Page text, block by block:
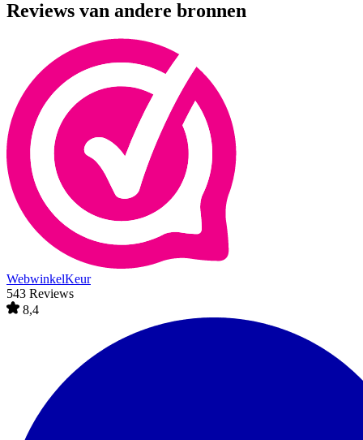
Reviews van andere bronnen
WebwinkelKeur
543 Reviews
8,4